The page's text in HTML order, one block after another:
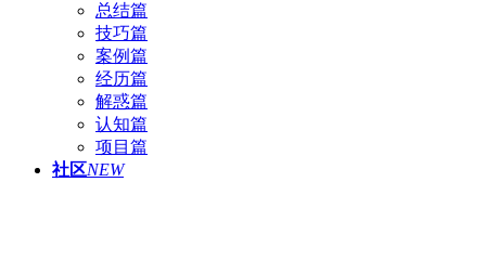
总结篇
技巧篇
案例篇
经历篇
解惑篇
认知篇
项目篇
社区NEW